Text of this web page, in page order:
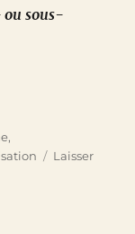
ou sous-
,
Laisser